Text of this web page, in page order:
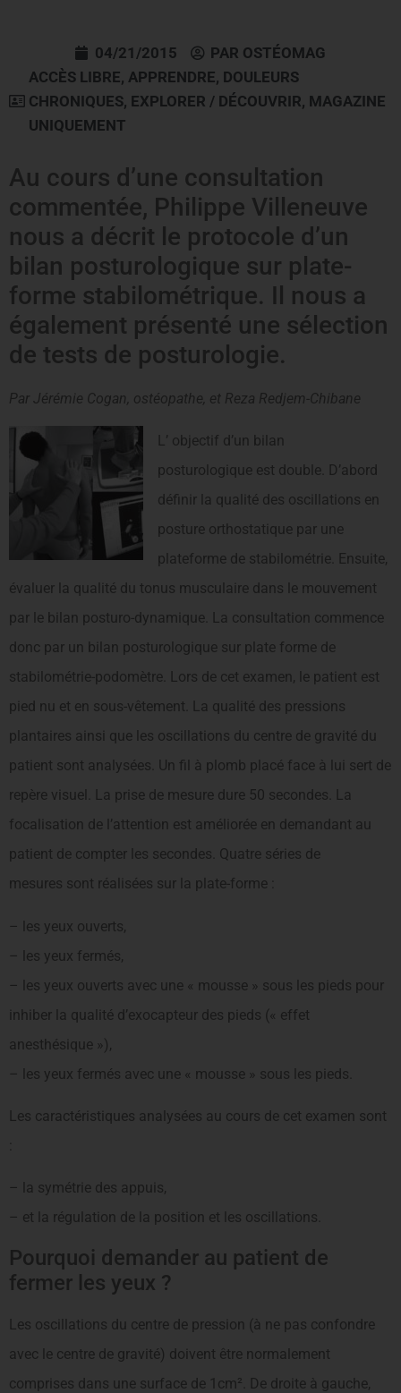
04/21/2015 PAR OSTÉOMAG
ACCÈS LIBRE, APPRENDRE, DOULEURS
CHRONIQUES, EXPLORER / DÉCOUVRIR, MAGAZINE
UNIQUEMENT
Au cours d’une consultation
commentée, Philippe Villeneuve
nous a décrit le protocole d’un
bilan posturologique sur plate-
forme stabilométrique. Il nous a
également présenté une sélection
de tests de posturologie.
Par Jérémie Cogan, ostéopathe, et Reza Redjem-Chibane
L’ objectif d’un bilan
posturologique est double. D’abord
définir la qualité des oscillations en
posture orthostatique par une
plateforme de stabilométrie. Ensuite,
évaluer la qualité du tonus musculaire dans le mouvement
par le bilan posturo-dynamique. La consultation commence
donc par un bilan posturologique sur plate forme de
stabilométrie-podomètre. Lors de cet examen, le patient est
pied nu et en sous-vêtement. La qualité des pressions
plantaires ainsi que les oscillations du centre de gravité du
patient sont analysées. Un fil à plomb placé face à lui sert de
repère visuel. La prise de mesure dure 50 secondes. La
focalisation de l’attention est améliorée en demandant au
patient de compter les secondes. Quatre séries de
mesures sont réalisées sur la plate-forme :
– les yeux ouverts,
– les yeux fermés,
– les yeux ouverts avec une « mousse » sous les pieds pour
inhiber la qualité d’exocapteur des pieds (« effet
anesthésique »),
– les yeux fermés avec une « mousse » sous les pieds.
Les caractéristiques analysées au cours de cet examen sont
– la symétrie des appuis,
– et la régulation de la position et les oscillations.
Pourquoi demander au patient de
fermer les yeux ?
Les oscillations du centre de pression (à ne pas confondre
avec le centre de gravité) doivent être normalement
comprises dans une surface de 1cm². De droite à gauche,